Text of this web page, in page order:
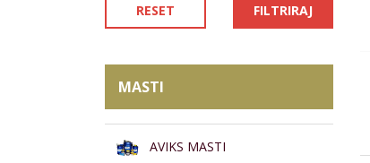
RESET FILTRIRAJ
MASTI
AVIKS MASTI